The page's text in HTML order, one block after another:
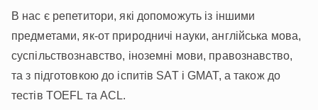
Показати більше
В нас є репетитори, які допоможуть із іншими
предметами, як-от природничі науки, англійська мова,
суспільствознавство, іноземні мови, правознавство,
та з підготовкою до іспитів SAT і GMAT, а також до
тестів TOEFL та ACL.